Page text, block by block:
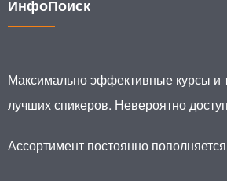
ИнфоПоиск
Максимально эффективные курсы и
лучших спикеров. Невероятно
Ассортимент постоянно